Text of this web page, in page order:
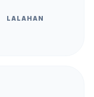
LALAHAN